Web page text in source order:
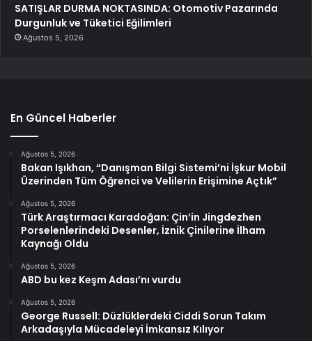
SATIŞLAR DURMA NOKTASINDA: Otomotiv Pazarında
Durgunluk ve Tüketici Eğilimleri
Ağustos 5, 2026
En Güncel Haberler
Ağustos 5, 2026
Bakan Işıkhan, “Danışman Bilgi Sistemi’ni İşkur Mobil
Üzerinden Tüm Öğrenci ve Velilerin Erişimine Açtık”
Ağustos 5, 2026
Türk Araştırmacı Karadoğan: Çin’in Jingdezhen
Porselenlerindeki Desenler, İznik Çinilerine İlham
Kaynağı Oldu
Ağustos 5, 2026
ABD bu kez Keşm Adası’nı vurdu
Ağustos 5, 2026
George Russell: Düzlüklerdeki Ciddi Sorun Takım
Arkadaşıyla Mücadeleyi İmkansız Kılıyor